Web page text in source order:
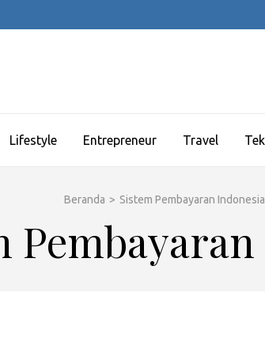
Lifestyle Entrepreneur Travel
Beranda > Sistem Pembayaran Indonesia